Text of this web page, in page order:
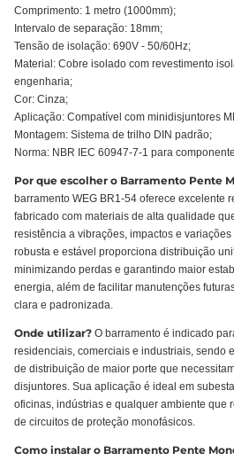
Comprimento: 1 metro (1000mm);
Intervalo de separação: 18mm;
Tensão de isolação: 690V - 50/60Hz;
Material: Cobre isolado com revestimento
engenharia;
Cor: Cinza;
Aplicação: Compatível com minidisjuntores
Montagem: Sistema de trilho DIN padrão;
Norma: NBR IEC 60947-7-1 para
Por que escolher o Barramento Pente
barramento WEG BR1-54 oferece excelente
fabricado com materiais de alta qualidade
resistência a vibrações, impactos e
robusta e estável proporciona distribuição
minimizando perdas e garantindo maior
energia, além de facilitar manutenções
clara e padronizada.
Onde utilizar? O barramento é indicado
residenciais, comerciais e industriais, sendo
de distribuição de maior porte que
disjuntores. Sua aplicação é ideal em
oficinas, indústrias e qualquer ambiente que
de circuitos de proteção monofásicos.
Como instalar o Barramento Pente